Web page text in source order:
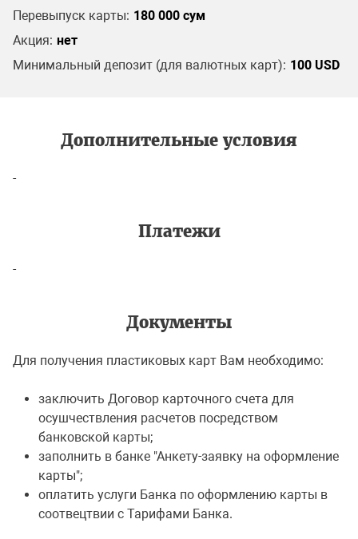
Перевыпуск карты: 180 000 сум
Акция: нет
Минимальный депозит (для валютных карт): 100 USD
Дополнительные условия
-
Платежи
-
Документы
Для получения пластиковых карт Вам необходимо:
заключить Договор карточного счета для
осушчествления расчетов посредством
банковской карты;
заполнить в банке "Анкету-заявку на оформление
карты";
оплатить услуги Банка по оформлению карты в
соотвецтвии с Тарифами Банка.